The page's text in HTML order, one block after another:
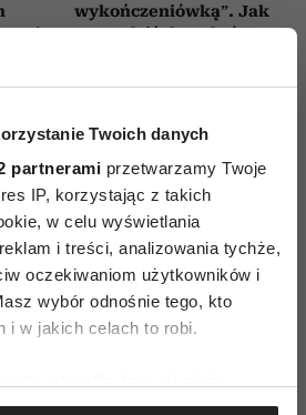
Twoich danych
partnerami przetwarzamy Twoje
IP, korzystając z takich
w celu wyświetlania
i treści, analizowania tychże,
oczekiwaniom użytkowników i
wybór odnośnie tego, kto
i w jakich celach to robi.
|
wykończeniówką”. Jak
urządzić dom, który
głowy jak rower”.
Alicja Cieloch o tym, że